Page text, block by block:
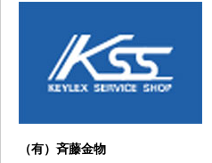
（有）斉藤金物